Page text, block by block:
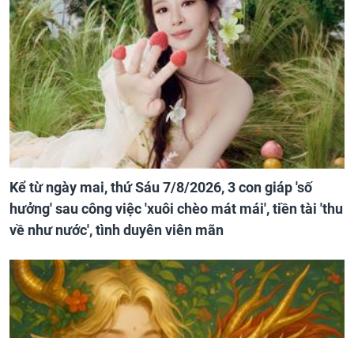
Kể từ ngày mai, thứ Sáu 7/8/2026, 3 con giáp 'số
hưởng' sau công việc 'xuôi chèo mát mái', tiền tài 'thu
về như nước', tình duyên viên mãn